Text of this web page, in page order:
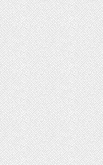
و سایپا
و سایپا یکشنبه
و سایپا